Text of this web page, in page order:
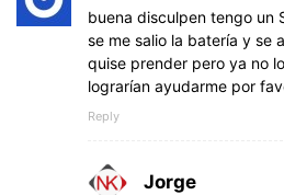
buena disculpen tengo un
se me salio la batería y se
quise prender pero ya no
lograrían ayudarme por
Reply
Jorge